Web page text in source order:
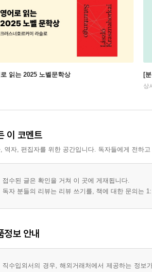
읽는 2025 노벨문학상 [
상
이 코멘트
역자, 편집자를 위한 공간입니다. 독자들에게 전하
접수된 글은 확인을 거쳐 이 곳에 게재됩니다.
독자 분들의 리뷰는 리뷰 쓰기를, 책에 대한 문의는
정보 안내
직수입외서의 경우, 해외거래처에서 제공하는 정